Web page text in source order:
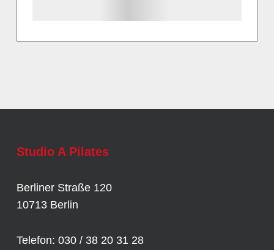
Studio A Pilates
Berliner Straße 120
10713 Berlin
Telefon: 030 / 38 20 31 28